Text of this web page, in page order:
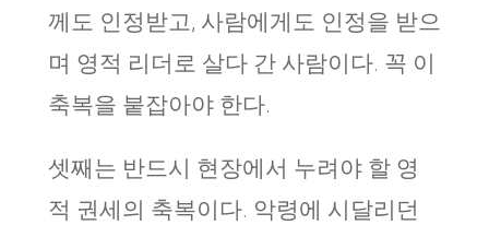
께도 인정받고, 사람에게도 인정을 받으
며 영적 리더로 살다 간 사람이다. 꼭 이
축복을 붙잡아야 한다.
셋째는 반드시 현장에서 누려야 할 영
적 권세의 축복이다. 악령에 시달리던